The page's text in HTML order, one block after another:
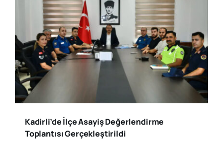
Kadirli’de İlçe Asayiş Değerlendirme
Toplantısı Gerçekleştirildi